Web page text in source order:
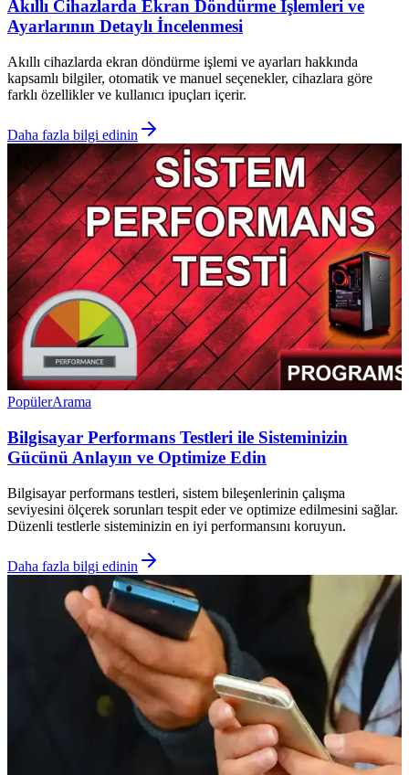
Akıllı Cihazlarda Ekran Döndürme İşlemleri ve
Ayarlarının Detaylı İncelenmesi
Akıllı cihazlarda ekran döndürme işlemi ve ayarları hakkında
kapsamlı bilgiler, otomatik ve manuel seçenekler, cihazlara göre
farklı özellikler ve kullanıcı ipuçları içerir.
Daha fazla bilgi edinin
PopülerArama
Bilgisayar Performans Testleri ile Sisteminizin
Gücünü Anlayın ve Optimize Edin
Bilgisayar performans testleri, sistem bileşenlerinin çalışma
seviyesini ölçerek sorunları tespit eder ve optimize edilmesini sağlar.
Düzenli testlerle sisteminizin en iyi performansını koruyun.
Daha fazla bilgi edinin